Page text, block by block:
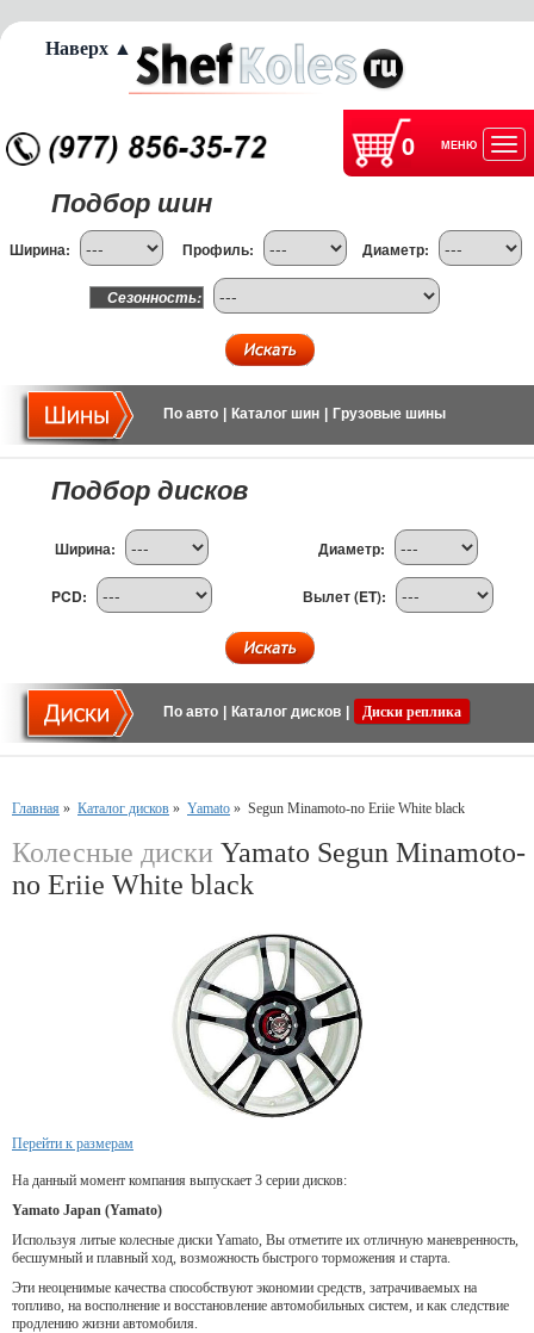
0 МЕНЮ
Подбор шин
Ширина: Профиль: Диаметр:
Сезонность:
По авто Каталог шин Грузовые шины
Подбор дисков
Ширина: Диаметр:
PCD: Вылет (ET):
По авто Каталог дисков Диски реплика
Главная » Каталог дисков » Yamato » Segun Minamoto-no Eriie White black
Колесные диски Yamato Segun Minamoto-
no Eriie White black
Перейти к размерам
На данный момент компания выпускает 3 серии дисков:
Yamato Japan (Yamato)
Используя литые колесные диски Yamato, Вы отметите их отличную маневренность,
бесшумный и плавный ход, возможность быстрого торможения и старта.
Эти неоценимые качества способствуют экономии средств, затрачиваемых на
топливо, на восполнение и восстановление автомобильных систем, и как следствие
продлению жизни автомобиля.
Наверх ▲